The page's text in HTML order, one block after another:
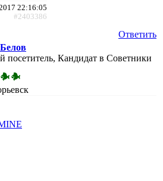
22:16:05
#2403386
Ответить
посетитель, Кандидат в Советники